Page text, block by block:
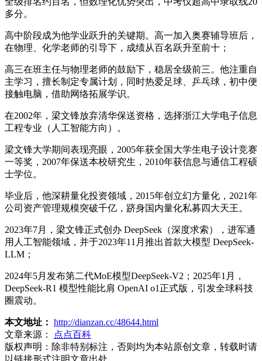
多分。
高中阶段成为他学业跃升的关键期。高一加入奥赛辅导班后，
在物理、化学老师的引导下，成绩从百名跃升至前十；
高三在班主任与物理老师的鼓励下，稳居全级前三。他注重自
主学习，擅长制定专属计划，同时热爱足球、乒乓球，初中便
接触电脑，借助网络拓展学识。
在2002年，梁文锋放弃清华保送资格，选择浙江大学电子信息
工程专业（人工智能方向）。
梁文锋大学期间表现亮眼，2005年获全国大学生电子设计竞赛
一等奖，2007年保送本校研究生，2010年获信息与通信工程硕
士学位。
毕业后，他深耕量化投资领域，2015年创立幻方量化，2021年
公司资产管理规模突破千亿，跻身国内量化私募四大天王。
2023年7月，梁文锋正式创办 DeepSeek（深度求索），进军通
用人工智能领域，并于2023年11月推出首款大模型 DeepSeek-
LLM；
2024年5月发布第二代MoE模型DeepSeek-V2；2025年1月，
DeepSeek-R1 模型性能比肩 OpenAI o1正式版，引发全球科技
圈震动。
本文地址： http://dianzan.cc/48644.html
文章来源：
点点百科
版权声明： 除非特别标注，否则均为本站原创文章，转载时请
以链接形式注明文章出处。